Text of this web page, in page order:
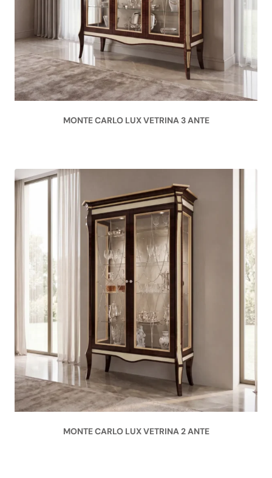
MONTE CARLO LUX VETRINA 3 ANTE
MONTE CARLO LUX VETRINA 2 ANTE